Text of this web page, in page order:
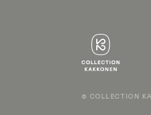
© COLLECTION